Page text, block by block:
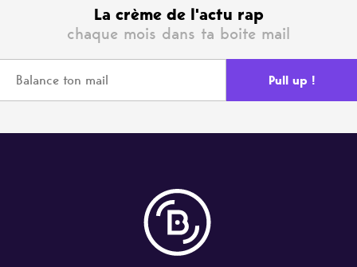
La crème de l'actu rap
chaque mois dans ta boite mail